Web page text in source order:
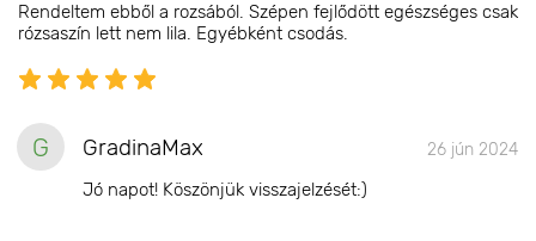
Rendeltem ebből a rozsából. Szépen fejlődött egészséges csak
rózsaszín lett nem lila. Egyébként csodás.
G GradinaMax 26 jún 2024
Jó napot! Köszönjük visszajelzését:)